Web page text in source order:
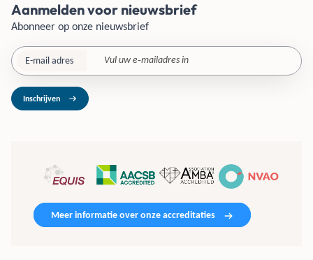
Aanmelden voor nieuwsbrief
Abonneer op onze nieuwsbrief
E-mail adres
Inschrijven
Meer informatie over onze accreditaties